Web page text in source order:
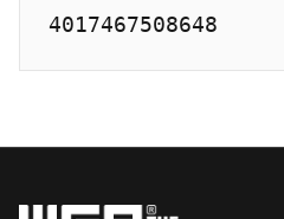
4017467508648